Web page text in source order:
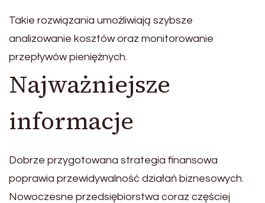
Takie rozwiązania umożliwiają szybsze
analizowanie kosztów oraz monitorowanie
przepływów pieniężnych.
Najważniejsze
informacje
Dobrze przygotowana strategia finansowa
poprawia przewidywalność działań biznesowych.
Nowoczesne przedsiębiorstwa coraz częściej